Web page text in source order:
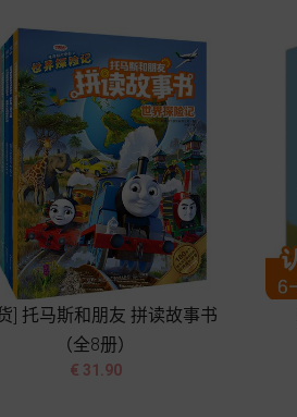
] 托马斯和朋友 拼读故事书
（全8册）
价
€ 31.90
 